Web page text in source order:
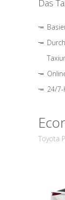
Das
24/
Toyota